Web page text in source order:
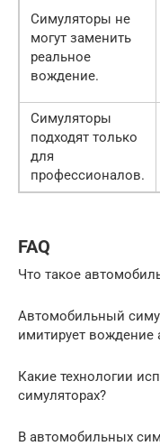
Симуляторы не
могут заменить
реальное
вождение.
Симуляторы
подходят только
для
профессионалов.
FAQ
Что такое
Автомобильный
имитирует вождение
Какие технологии
симуляторах?
В автомобильных